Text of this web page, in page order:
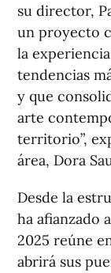
su director,
un proyecto
la
tendencias
y que
arte
territorio”,
área, Dora
Desde la
ha afianzado
2025 reúne
abrirá sus